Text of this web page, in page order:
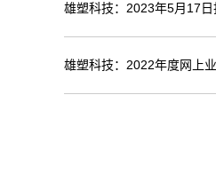
雄塑科技：2023年5月17
雄塑科技：2022年度网上